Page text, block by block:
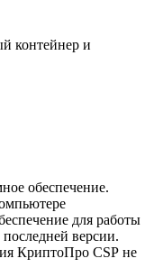
контейнер и
обеспечение.
для работы
версии.
КриптоПро CSP не